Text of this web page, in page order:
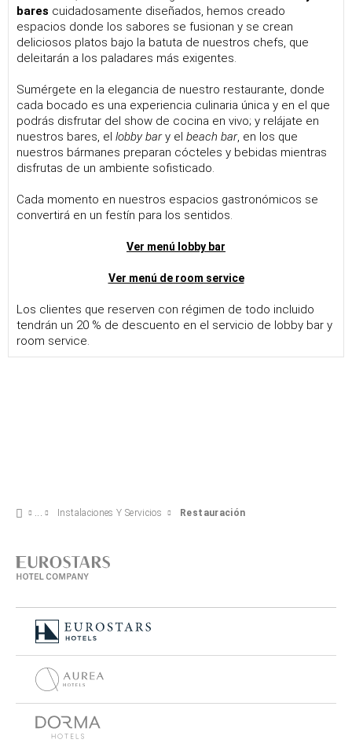
bares cuidadosamente diseñados, hemos creado
espacios donde los sabores se fusionan y se crean
deliciosos platos bajo la batuta de nuestros chefs, que
deleitarán a los paladares más exigentes.
Sumérgete en la elegancia de nuestro restaurante, donde
cada bocado es una experiencia culinaria única y en el que
podrás disfrutar del show de cocina en vivo; y relájate en
nuestros bares, el lobby bary el beach bar, en los que
nuestros bármanes preparan cócteles y bebidas mientras
disfrutas de un ambiente sofisticado.
Cada momento en nuestros espacios gastronómicos se
convertirá en un festín para los sentidos.
Ver menú lobby bar
Ver menú de room service
Los clientes que reserven con régimen de todo incluido
tendrán un 20 % de descuento en el servicio de lobby bar y
room service.
Instalaciones Y Servicios Restauración